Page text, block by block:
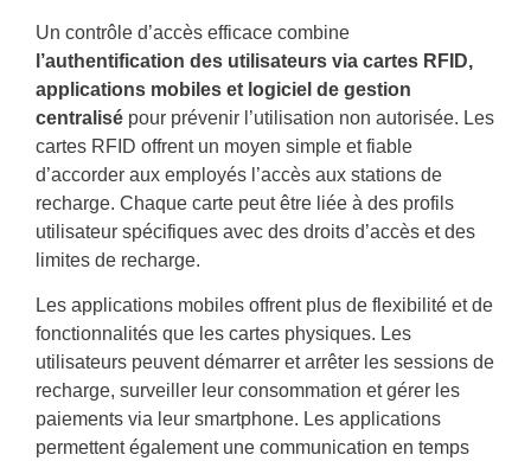
Un contrôle d’accès efficace combine
l’authentification des utilisateurs via cartes RFID,
applications mobiles et logiciel de gestion
centralisé pour prévenir l’utilisation non autorisée. Les
cartes RFID offrent un moyen simple et fiable
d’accorder aux employés l’accès aux stations de
recharge. Chaque carte peut être liée à des profils
utilisateur spécifiques avec des droits d’accès et des
limites de recharge.
Les applications mobiles offrent plus de flexibilité et de
fonctionnalités que les cartes physiques. Les
utilisateurs peuvent démarrer et arrêter les sessions de
recharge, surveiller leur consommation et gérer les
paiements via leur smartphone. Les applications
permettent également une communication en temps